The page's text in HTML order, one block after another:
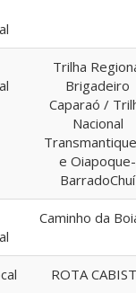
Trilha
Brigadeiro
Caparaó /
Nacional
e Oiapoque-
BarradoChuí
Caminho da
ROTA